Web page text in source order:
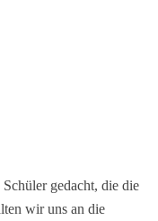
gedacht, die die
wir uns an die